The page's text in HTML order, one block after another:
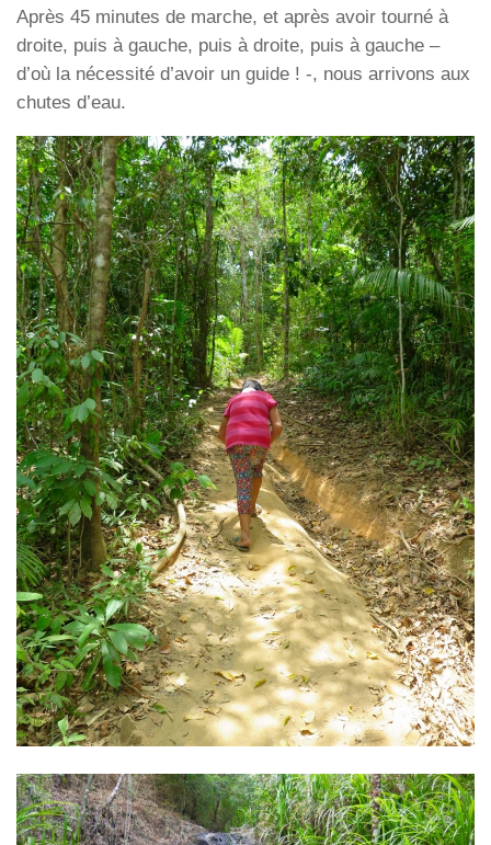
Après 45 minutes de marche, et après avoir tourné à
droite, puis à gauche, puis à droite, puis à gauche –
d’où la nécessité d’avoir un guide ! -, nous arrivons aux
chutes d’eau.